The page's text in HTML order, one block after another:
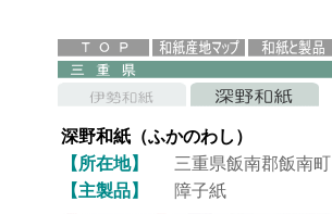
深野和紙（ふかのわし）
【所在地】
三重県飯南郡飯南町
【主製品】
障子紙